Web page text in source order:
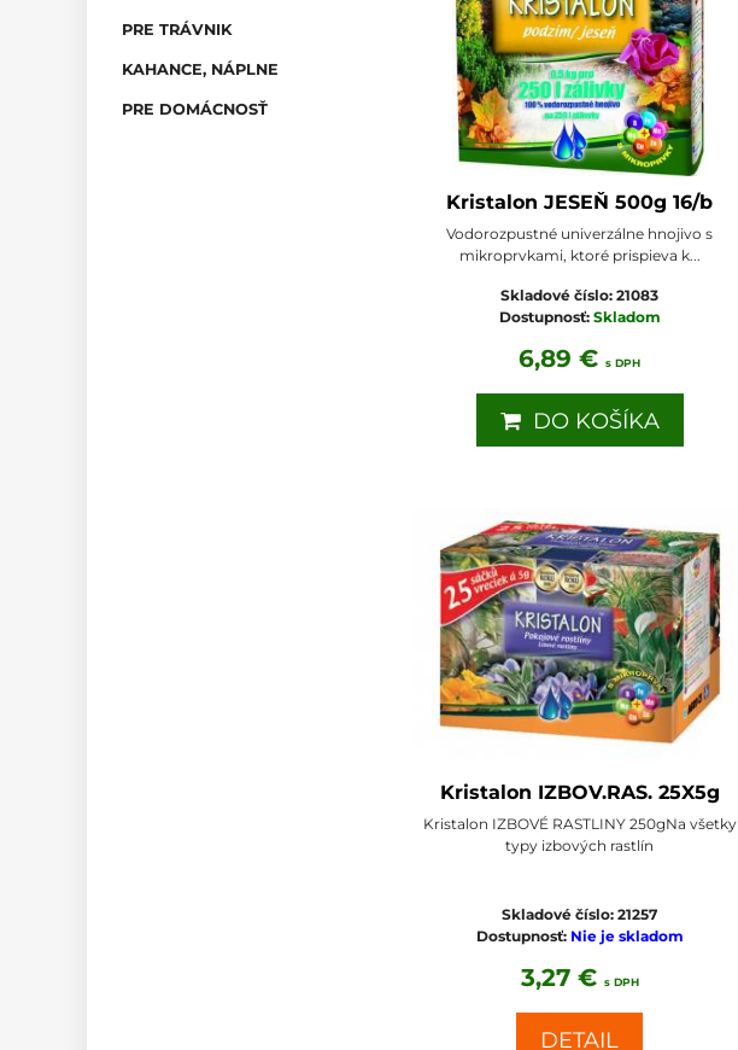
Kristalon JESEŇ 500g 16/b
Vodorozpustné univerzálne hnojivo s
mikroprvkami, ktoré prispieva k...
Skladové číslo:21083
Dostupnosť: Skladom
6,89 €s DPH
DO KOŠÍKA
Kristalon IZBOV.RAS. 25X5g
Kristalon IZBOVÉ RASTLINY 250gNa všetky
typy izbových rastlín
Skladové číslo:21257
Dostupnosť: Nie je skladom
3,27 € s DPH
DETAIL
PRE TRÁVNIK
KAHANCE, NÁPLNE
PRE DOMÁCNOSŤ